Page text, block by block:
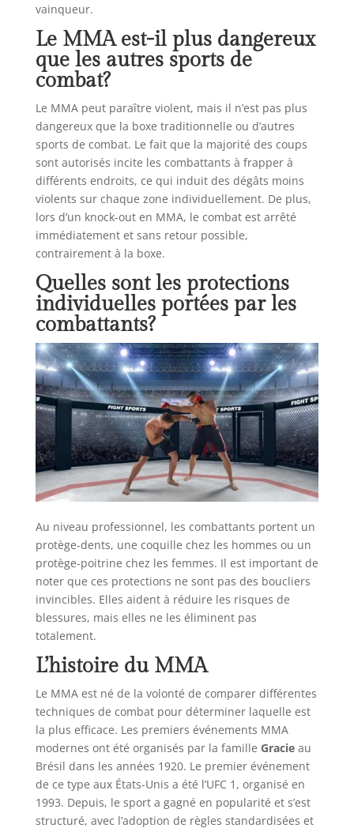
vainqueur.
Le MMA est-il plus dangereux
que les autres sports de
combat?
Le MMA peut paraître violent, mais il n’est pas plus
dangereux que la boxe traditionnelle ou d’autres
sports de combat. Le fait que la majorité des coups
sont autorisés incite les combattants à frapper à
différents endroits, ce qui induit des dégâts moins
violents sur chaque zone individuellement. De plus,
lors d’un knock-out en MMA, le combat est arrêté
immédiatement et sans retour possible,
contrairement à la boxe.
Quelles sont les protections
individuelles portées par les
combattants?
Au niveau professionnel, les combattants portent un
protège-dents, une coquille chez les hommes ou un
protège-poitrine chez les femmes. Il est important de
noter que ces protections ne sont pas des boucliers
invincibles. Elles aident à réduire les risques de
blessures, mais elles ne les éliminent pas
totalement.
L’histoire du MMA
Le MMA est né de la volonté de comparer différentes
techniques de combat pour déterminer laquelle est
la plus efficace. Les premiers événements MMA
modernes ont été organisés par la famille Gracieau
Brésil dans les années 1920. Le premier événement
de ce type aux États-Unis a été l’UFC 1, organisé en
1993. Depuis, le sport a gagné en popularité et s’est
structuré, avec l’adoption de règles standardisées et